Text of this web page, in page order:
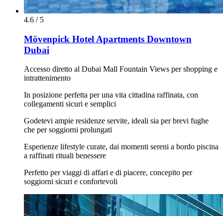
4.6 / 5
Mövenpick Hotel Apartments Downtown
Dubai
Accesso diretto al Dubai Mall Fountain Views per shopping e
intrattenimento
In posizione perfetta per una vita cittadina raffinata, con
collegamenti sicuri e semplici
Godetevi ampie residenze servite, ideali sia per brevi fughe
che per soggiorni prolungati
Esperienze lifestyle curate, dai momenti sereni a bordo piscina
a raffinati rituali benessere
Perfetto per viaggi di affari e di piacere, concepito per
soggiorni sicuri e confortevoli